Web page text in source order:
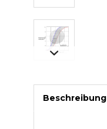
Beschreibung